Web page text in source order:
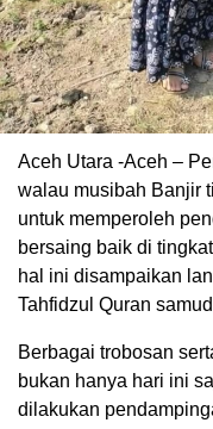
Aceh Utara -Aceh –
walau musibah Banjir
untuk memperoleh
bersaing baik di
hal ini disampaikan
Tahfidzul Quran
Berbagai trobosan
bukan hanya hari ini
dilakukan